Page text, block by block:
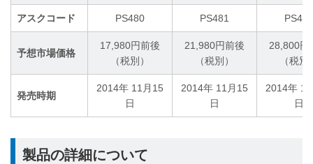
アスクコード PS480 PS481 PS482
予想市場価格
17,980円前後
（税別）
21,980円前後
（税別）
28,800円
（税別
発売時期
2014年 11月15
日
2014年 11月15
日
2014年
日
製品の詳細について